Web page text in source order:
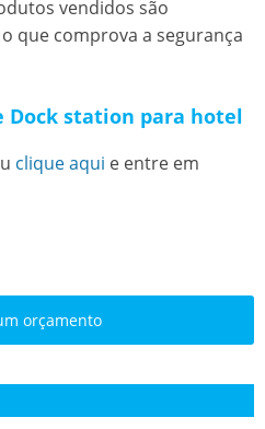
vendidos são
que comprova a segurança
Dock station para hotel
clique aqui e entre em
orçamento